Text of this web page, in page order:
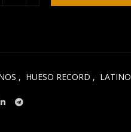
, HUESO RECORD , LATINO